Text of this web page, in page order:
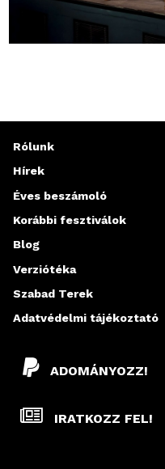
ADOMÁNYOZZ!
IRATKOZZ FEL!
Rólunk
Hírek
Éves beszámoló
Korábbi fesztiválok
Blog
Verziótéka
Szabad Terek
Adatvédelmi tájékoztató